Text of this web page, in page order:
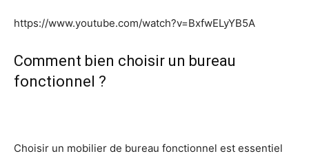
https://www.youtube.com/watch?v=BxfwELyYB5A
Comment bien choisir un bureau
fonctionnel ?
Choisir un mobilier de bureau fonctionnel est essentiel